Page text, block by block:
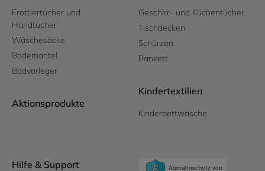
Frottiertücher und
Handtücher
Wäschesäcke
Bademantel
Badvorleger
Aktionsprodukte
Geschirr- und Küchentücher
Tischdecken
Schürzen
Bankett
Kindertextilien
Kinderbettwäsche
Hilfe & Support